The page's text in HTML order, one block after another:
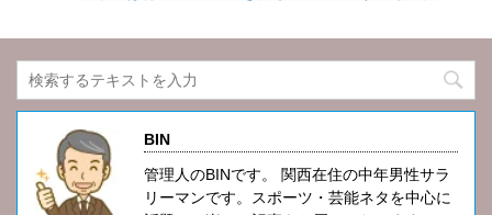
BIN
管理人のBINです。 関西在住の中年男性サラ
リーマンです。スポーツ・芸能ネタを中心に